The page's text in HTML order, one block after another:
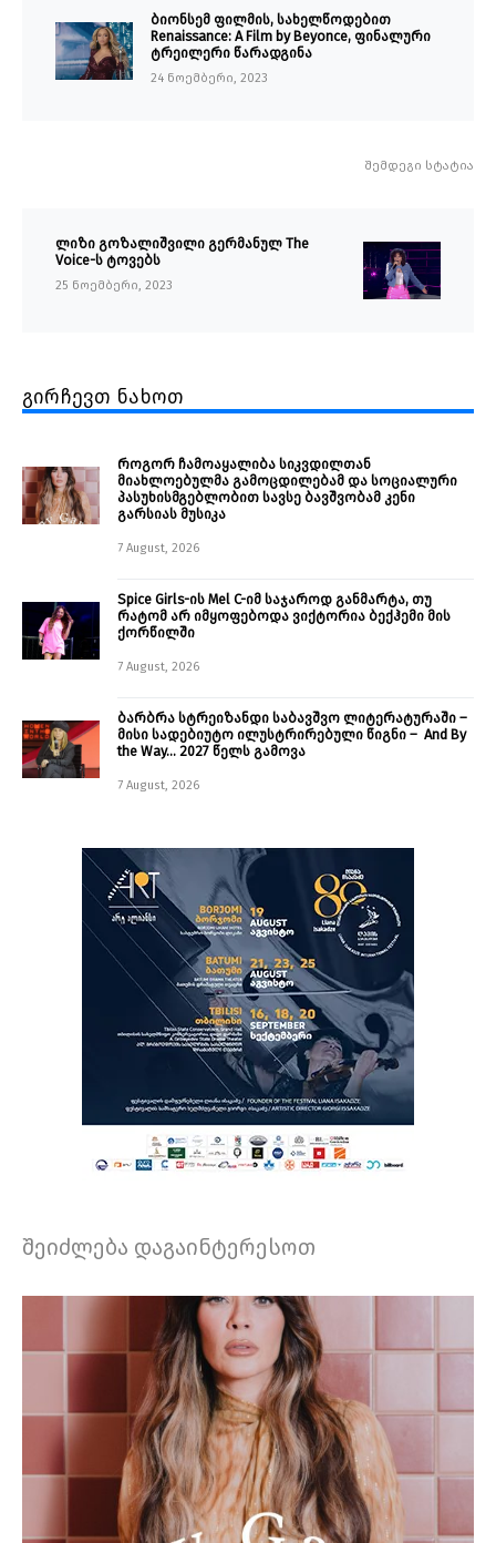
ბიონსემ ფილმის, სახელწოდებით
Renaissance: A Film by Beyonce, ფინალური
ტრეილერი წარადგინა
24 ნოემბერი, 2023
შემდეგი სტატია
ლიზი გოზალიშვილი გერმანულ The
Voice-ს ტოვებს
25 ნოემბერი, 2023
გირჩევთ ნახოთ
როგორ ჩამოაყალიბა სიკვდილთან
მიახლოებულმა გამოცდილებამ და სოციალური
პასუხისმგებლობით სავსე ბავშვობამ კენი
გარსიას მუსიკა
7 August, 2026
Spice Girls-ის Mel C-იმ საჯაროდ განმარტა, თუ
რატომ არ იმყოფებოდა ვიქტორია ბექჰემი მის
ქორწილში
7 August, 2026
ბარბრა სტრეიზანდი საბავშვო ლიტერატურაში –
მისი სადებიუტო ილუსტრირებული წიგნი – And By
the Way… 2027 წელს გამოვა
7 August, 2026
შეიძლება დაგაინტერესოთ